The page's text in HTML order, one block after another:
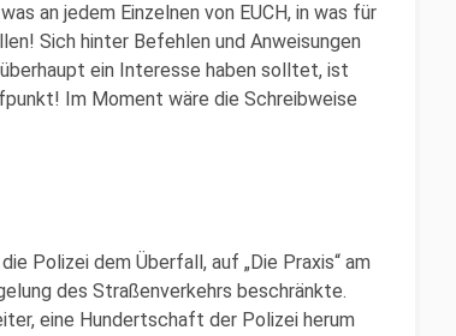
an jedem Einzelnen von EUCH, in was für
Sich hinter Befehlen und Anweisungen
ein Interesse haben solltet, ist
Im Moment wäre die Schreibweise
Polizei dem Überfall, auf „Die Praxis“ am
des Straßenverkehrs beschränkte.
eine Hundertschaft der Polizei herum